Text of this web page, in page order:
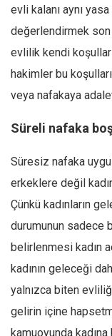
evli kalanı aynı
değerlendirmek son
evlilik kendi
hakimler bu
veya nafakaya
Süreli nafaka
Süresiz nafaka
erkeklere değil
Çünkü kadınların
durumunun sadece
belirlenmesi kadın
kadının geleceği
yalnızca biten
gelirin içine
kamuoyunda